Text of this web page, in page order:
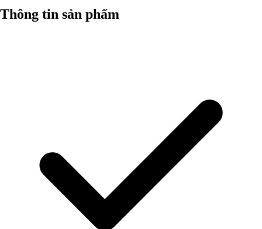
Thông tin sản phẩm